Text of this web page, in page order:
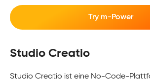
Try m-Power
Studio Creatio
Studio Creatio ist eine No-Code-